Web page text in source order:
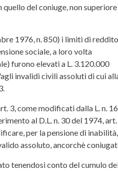
del coniuge, non superiore
1976, n. 850) i limiti di
sociale, a loro volta
furono elevati a L. 3.120.000
invalidi civili assoluti di cui
3, come modificati dalla L. n.
al D.L. n. 30 del 1974, art.
per la pensione di
assoluto, ancorchè
tenendosi conto del cumulo